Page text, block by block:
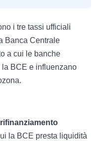
i tre tassi ufficiali
Banca Centrale
a cui le banche
BCE e influenzano
la BCE presta liquidità